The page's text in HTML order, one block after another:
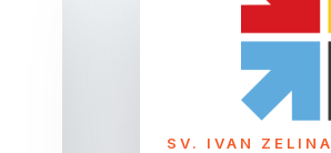
SV. IVAN ZELINA